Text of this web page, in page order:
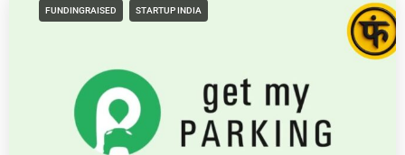
FUNDINGRAISED STARTUP INDIA